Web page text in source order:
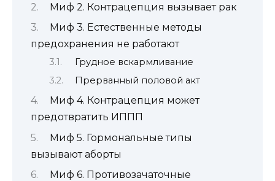
Миф 2. Контрацепция вызывает рак
Миф 3. Естественные методы
предохранения не работают
Грудное вскармливание
Прерванный половой акт
Миф 4. Контрацепция может
предотвратить ИППП
Миф 5. Гормональные типы
вызывают аборты
Миф 6. Противозачаточные